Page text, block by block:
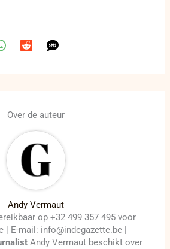
Over de auteur
Andy Vermaut
op +32 499 357 495 voor
| E-mail: info@indegazette.be |
Andy Vermaut beschikt over